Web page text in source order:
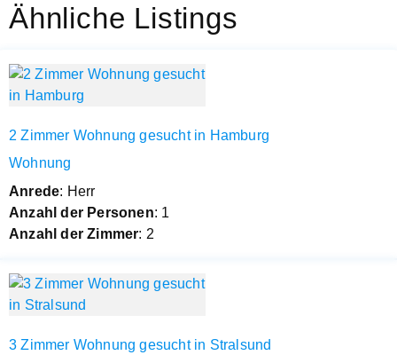
Ähnliche Listings
2 Zimmer Wohnung gesucht in Hamburg
Wohnung
Anrede: Herr
Anzahl der Personen: 1
Anzahl der Zimmer: 2
3 Zimmer Wohnung gesucht in Stralsund